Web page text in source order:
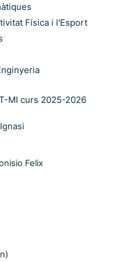
Física i l'Esport
MI curs 2025-2026
Felix
)